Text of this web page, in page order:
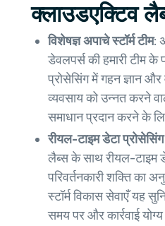
क्लाउडएक्टिव
विशेषज्ञ अपाचे स्टॉर्म टीम:
डेवलपर्स की हमारी टीम
प्रोसेसिंग में गहन ज्ञान
व्यवसाय को उन्नत करने
समाधान प्रदान करने के
रीयल-टाइम डेटा
लैब्स के साथ रीयल-टाइम
परिवर्तनकारी शक्ति का
स्टॉर्म विकास सेवाएँ यह
समय पर और कार्रवाई